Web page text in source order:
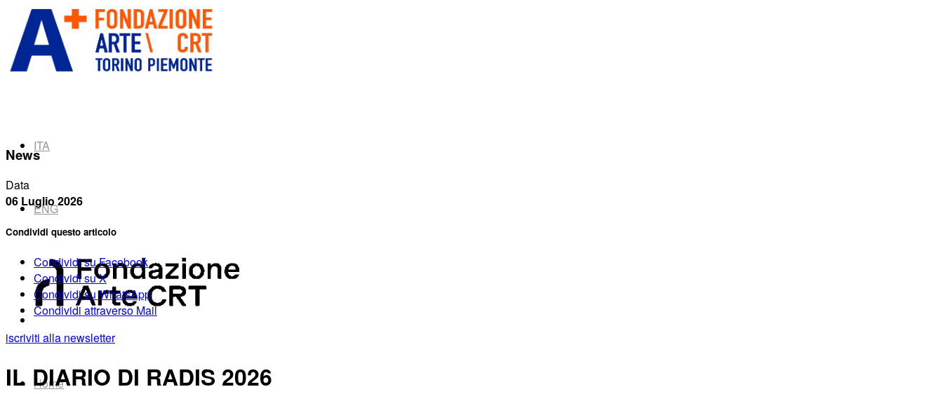
ITA
ENG
Home
News
Data
06 Luglio 2026
Condividi questo articolo
Condividi su Facebook
Condividi su X
Condividi su WhatsApp
Condividi attraverso Mail
iscriviti alla newsletter
IL DIARIO DI RADIS 2026